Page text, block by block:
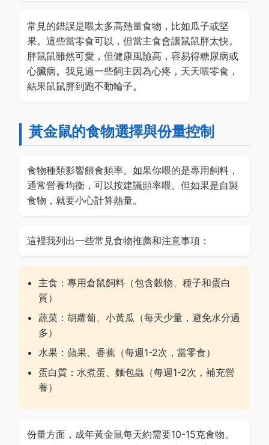
常見的錯誤是喂太多高熱量食物，比如瓜子或堅
果。這些當零食可以，但當主食會讓鼠鼠胖太快。
胖鼠鼠雖然可愛，但健康風險高，容易得糖尿病或
心臟病。我見過一些飼主因為心疼，天天喂零食，
結果鼠鼠胖到跑不動輪子。
黃金鼠的食物選擇與份量控制
食物種類影響餵食頻率。如果你喂的是專用飼料，
通常營養均衡，可以按建議頻率喂。但如果是自製
食物，就要小心計算熱量。
這裡我列出一些常見食物推薦和注意事項：
主食：專用倉鼠飼料（包含穀物、種子和蛋白
質）
蔬菜：胡蘿蔔、小黃瓜（每天少量，避免水分過
多）
水果：蘋果、香蕉（每週1-2次，當零食）
蛋白質：水煮蛋、麵包蟲（每週1-2次，補充營
養）
份量方面，成年黃金鼠每天約需要10-15克食物。